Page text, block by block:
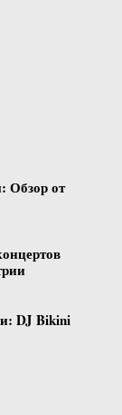
Обзор от
DJ Bikini